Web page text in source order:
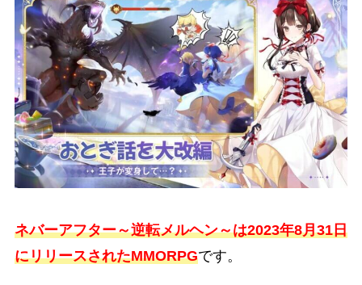
ネバーアフター～逆転メルヘン～は2023年8月31日
にリリースされたMMORPGです。